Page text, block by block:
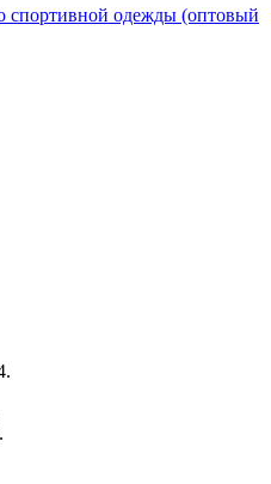
спортивной одежды (оптовый